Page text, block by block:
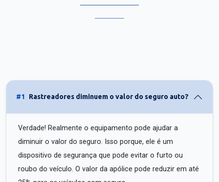
#1 Rastreadores diminuem o valor do seguro auto?
Verdade! Realmente o equipamento pode ajudar a
diminuir o valor do seguro. Isso porque, ele é um
dispositivo de segurança que pode evitar o furto ou
roubo do veículo. O valor da apólice pode reduzir em até